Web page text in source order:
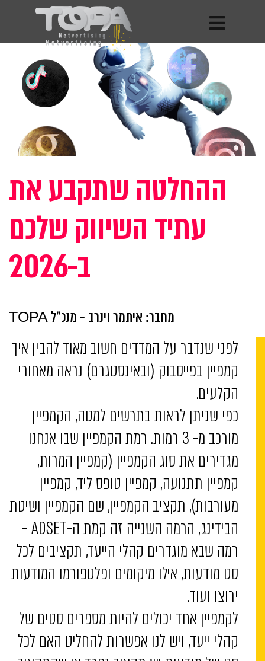
ההחלטה שתקבע את
עתיד השיווק שלכם
ב-2026
מחבר: איתמר וינרב - מנכ"ל TOPA
לפני שנדבר על המדדים חשוב מאוד להבין איך
קמפיין בפייסבוק (ובאינסטגרם) נראה מאחורי
הקלעים.
כפי שניתן לראות בתרשים למטה, הקמפיין
מורכב מ- 3 רמות. רמת הקמפיין שבו אנחנו
מגדירים את סוג הקמפיין (קמפיין המרות,
קמפיין תתנועה, קמפיין טופס ליד, קמפיין
מעורבות), תקציב הקמפיין, שם הקמפיין ושיטת
הבידינג, הרמה השנייה זה קמת ה-ADSET –
רמה שבא מוגדרים קהלי הייעד, תקציבים לכל
סט מודעות, אילו מיקומים ופלטפורמו המודעות
ירוצו ועוד.
לקמפיין אחד יכולים להיות מספרים סטים של
קהלי ייעד, ויש לנו אפשרות להחליט האם לכל